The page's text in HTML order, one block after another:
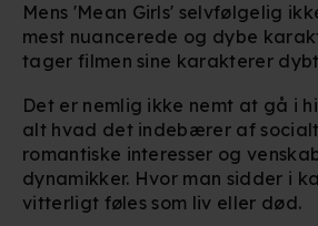
Mens 'Mean Girls' selvfølgelig
mest nuancerede og dybe
tager filmen sine karakterer
Det er nemlig ikke nemt at gå i
alt hvad det indebærer af
romantiske interesser og
dynamikker. Hvor man sidder i
vitterligt føles som liv eller død.